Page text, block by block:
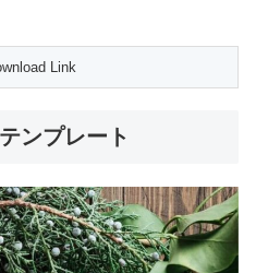
ンプレート